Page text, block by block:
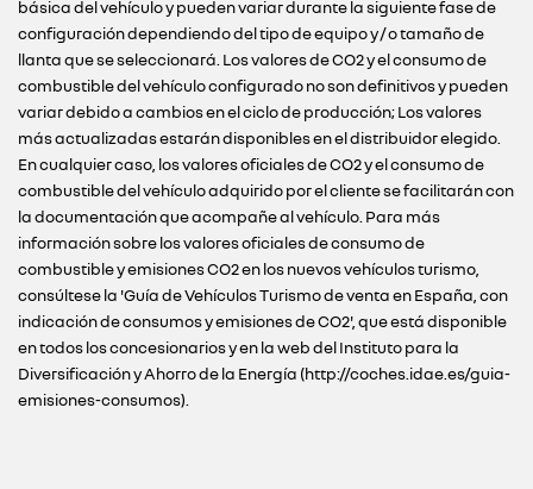
básica del vehículo y pueden variar durante la siguiente fase de
configuración dependiendo del tipo de equipo y / o tamaño de
llanta que se seleccionará. Los valores de CO2 y el consumo de
combustible del vehículo configurado no son definitivos y pueden
variar debido a cambios en el ciclo de producción; Los valores
más actualizadas estarán disponibles en el distribuidor elegido.
En cualquier caso, los valores oficiales de CO2 y el consumo de
combustible del vehículo adquirido por el cliente se facilitarán con
la documentación que acompañe al vehículo. Para más
información sobre los valores oficiales de consumo de
combustible y emisiones CO2 en los nuevos vehículos turismo,
consúltese la 'Guía de Vehículos Turismo de venta en España, con
indicación de consumos y emisiones de CO2', que está disponible
en todos los concesionarios y en la web del Instituto para la
Diversificación y Ahorro de la Energía (http://coches.idae.es/guia-
emisiones-consumos).